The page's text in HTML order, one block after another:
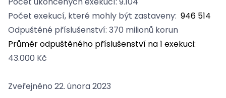
Počet exekucí, které mohly být zastaveny: 946 514
Odpuštěné příslušenství: 370 milionů korun
Průměr odpuštěného příslušenství na 1 exekuci:
43.000 Kč
Zveřejněno 22. února 2023